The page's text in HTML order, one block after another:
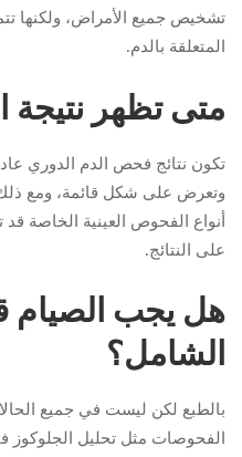
تشخيص جميع الأمراض، ولكنها
المتعلقة بالدم.
متى تظهر
تكون نتائج فحص الدم الدوري
وتعرض على شكل قائمة، ومع
أنواع الفحوص العينية الخاصة
على النتائج.
هل يجب الصيام
الشامل؟
بالطبع لكن ليست في جميع
الفحوصات مثل تحليل